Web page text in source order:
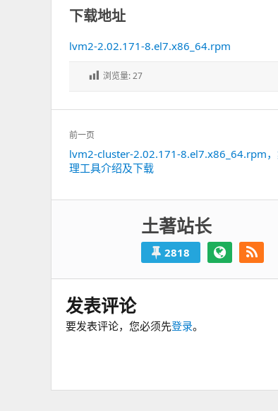
下载地址
lvm2-2.02.171-8.el7.x86_64.rpm
浏览量:27
文
章
导
前一页
上
一
lvm2-cluster-2.02.171-8.el7.x86_64.rpm
理工具介绍及下载
土著站长
2818
发表评论
要发表评论，您必须先登录。